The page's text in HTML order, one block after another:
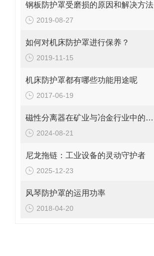
钢板防护罩受磨损的原因和解决方法
2019-08-27
如何对机床防护罩进行保养？
2019-11-15
机床防护罩都有哪些功能用途呢
2017-06-19
磁性分离器在矿业与冶金行业中的关键作用
2024-08-21
尼龙拖链：工业设备的灵动守护者
2025-12-23
风琴防护罩的运用功率
2018-04-20